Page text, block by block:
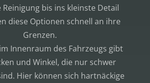
bis ins kleinste Detail
diese Optionen schnell an ihre
Grenzen.
Innenraum des Fahrzeugs gibt
und Winkel, die nur schwer
Hier können sich hartnäckige